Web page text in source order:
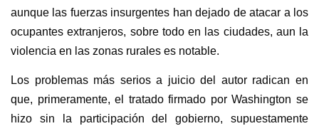
aunque las fuerzas insurgentes han dejado de atacar a los
ocupantes extranjeros, sobre todo en las ciudades, aun la
violencia en las zonas rurales es notable.
Los problemas más serios a juicio del autor radican en
que, primeramente, el tratado firmado por Washington se
hizo sin la participación del gobierno, supuestamente